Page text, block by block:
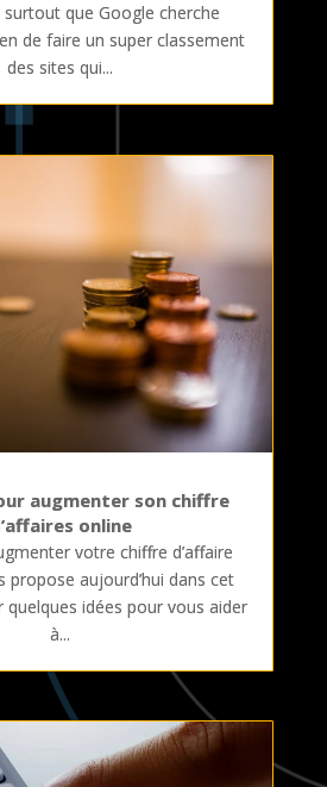
que Google cherche
de faire un super classement
des sites qui...
augmenter son chiffre
online
votre chiffre d’affaire
propose aujourd’hui dans cet
quelques idées pour vous aider
à...